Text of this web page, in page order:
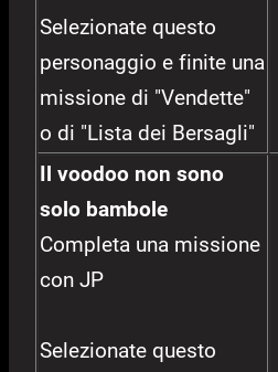
Selezionate questo
personaggio e finite una
missione di "Vendette"
o di "Lista dei Bersagli"
Il voodoo non sono
solo bambole
Completa una missione
con JP
Selezionate questo